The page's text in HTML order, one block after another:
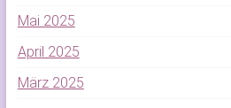
Mai 2025
April 2025
März 2025